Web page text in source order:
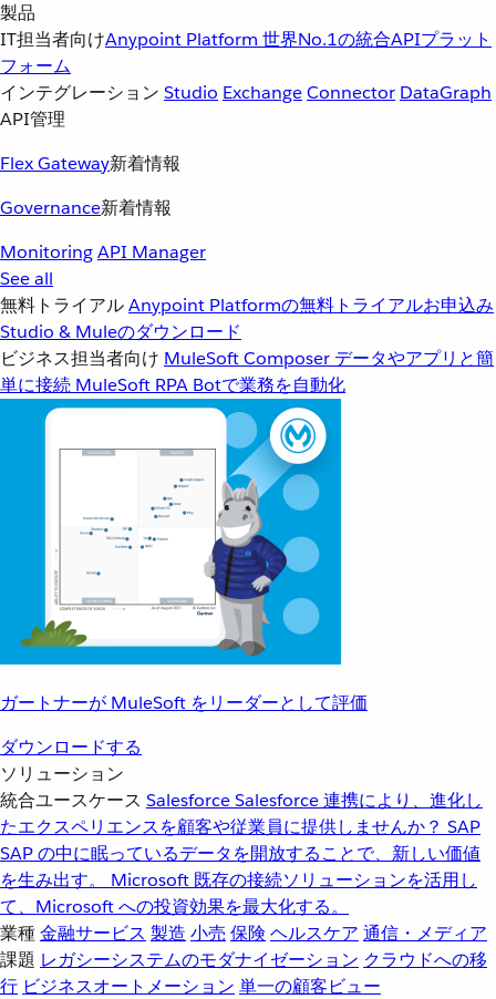
製品
IT担当者向けAnypoint Platform 世界No.1の統合APIプラット
フォーム
インテグレーション Studio ExchangeConnector DataGraph
API管理
Flex Gateway新着情報
Governance新着情報
MonitoringAPI Manager
See all
無料トライアルAnypoint Platformの無料トライアルお申込み
Studio & Muleのダウンロード
ビジネス担当者向け MuleSoft Composer データやアプリと簡
単に接続 MuleSoft RPA Botで業務を自動化
ガートナーが MuleSoft をリーダーとして評価
ダウンロードする
ソリューション
統合ユースケース SalesforceSalesforce 連携により、進化し
たエクスペリエンスを顧客や従業員に提供しませんか？ SAP
SAP の中に眠っているデータを開放することで、新しい価値
を生み出す。
Microsoft 既存の接続ソリューションを活用し
て、Microsoft への投資効果を最大化する。
業種金融サービス 製造 小売 保険 ヘルスケア 通信・メディア
課題 レガシーシステムのモダナイゼーション クラウドへの移
行 ビジネスオートメーション 単一の顧客ビュー